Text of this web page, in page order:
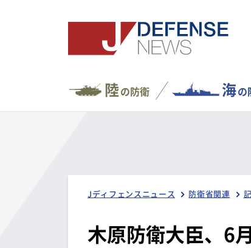
陸の防衛 海の
Jディフェンスニュース 防衛省関連
木原防衛大臣、6